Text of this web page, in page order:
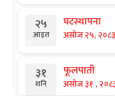
२५
आइत
घटस्थापना
असोज २५, २०८३
३१
शनि
फूलपाती
असोज ३१ ,